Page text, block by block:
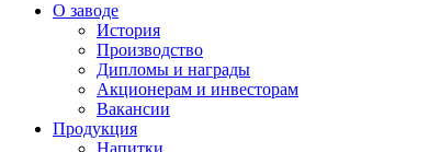
О заводе
История
Производство
Дипломы и награды
Акционерам и инвесторам
Вакансии
Продукция
Напитки